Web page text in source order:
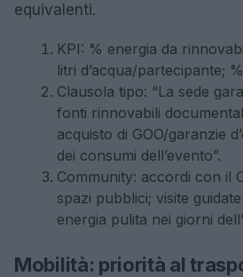
equivalenti.
KPI: % energia da
litri d’acqua/partecipante;
Clausola tipo: “La sede
fonti rinnovabili
acquisto di GOO/garanzie
dei consumi dell’evento”.
Community: accordi con il
spazi pubblici; visite
energia pulita nei giorni
Mobilità: priorità al